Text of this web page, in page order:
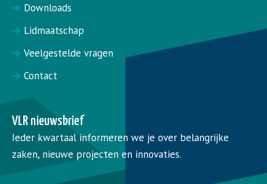
Downloads
Lidmaatschap
Veelgestelde vragen
Contact
VLR nieuwsbrief
Ieder kwartaal informeren we je over belangrijke
zaken, nieuwe projecten en innovaties.